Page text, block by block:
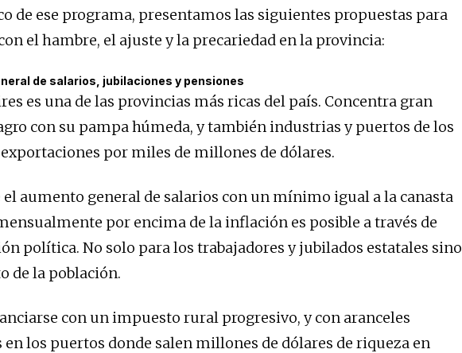
de ese programa, presentamos las siguientes propuestas para
el hambre, el ajuste y la precariedad en la provincia:
de salarios, jubilaciones y pensiones
es una de las provincias más ricas del país. Concentra gran
con su pampa húmeda, y también industrias y puertos de los
por miles de millones de dólares.
el aumento general de salarios con un mínimo igual a la canasta
por encima de la inflación es posible a través de
política. No solo para los trabajadores y jubilados estatales sino
de la población.
con un impuesto rural progresivo, y con aranceles
en los puertos donde salen millones de dólares de riqueza en